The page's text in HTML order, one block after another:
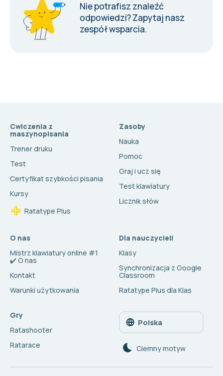
Nie potrafisz znaleźć
odpowiedzi?Zapytaj nasz
zespół wsparcia.
Cwiczenia z
maszynopisania
Trener druku
Test
Certyfikat szybkości pisania
Kursy
Ratatype Plus
Zasoby
Nauka
Pomoc
Graj i ucz się
Test klawiatury
Licznik słów
O nas
Mistrz klawiatury online #1
✔️ O nas
Kontakt
Warunki użytkowania
Dla nauczycieli
Klasy
Synchronizacja z Google
Classroom
Ratatype Plus dla Klas
Gry
Ratashooter
Ratarace
Polska
Сiemny motyw